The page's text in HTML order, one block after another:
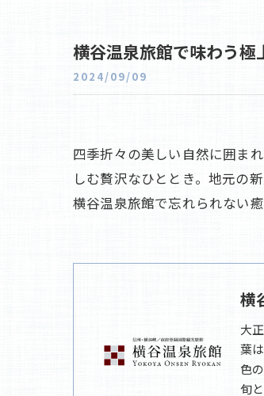
横谷温泉旅館で味わう極
2024/09/09
四季折々の美しい自然に囲ま
しむ贅沢なひととき。地元の
横谷温泉旅館で忘れられない
横
大
葉
色
旬